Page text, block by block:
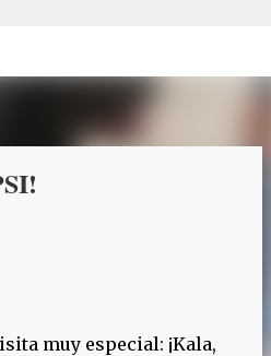
muy especial: ¡Kala,